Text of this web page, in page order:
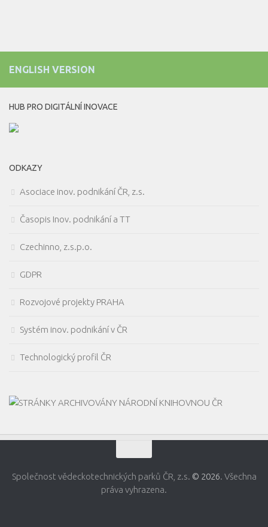
ENGLISH VERSION
HUB PRO DIGITÁLNÍ INOVACE
ODKAZY
Asociace inov. podnikání ČR, z.s.
Časopis Inov. podnikání a TT
Czechinno, z.s.p.o.
GDPR
Rozvojové projekty PRAHA
Systém inov. podnikání v ČR
Technologický profil ČR
Společnost vědeckotechnických parků ČR, z.s. © 2026. Všechna
práva vyhrazena.